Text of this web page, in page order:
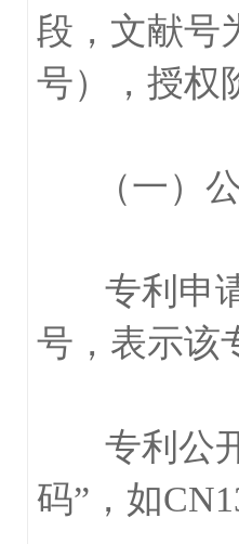
段，文献号
号），授权
（一）公
专利申请
号，表示该
专利公开
码”，如